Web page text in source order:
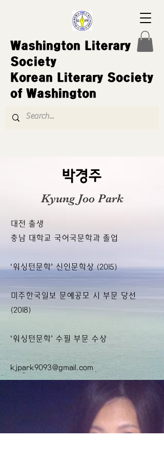
Washington Literary
Society
Korean Literary Society
of Washington
박경주
Kyung Joo Park
대전 출생
충남 대학교 국어국문학과 졸업
‘워싱턴문학’ 신인문학상 (2015)
미주한국일보 문예공모 시 부문 당선
(2018)
‘워싱턴문학’ 수필 부문 수상
kjpark9093@gmail.com